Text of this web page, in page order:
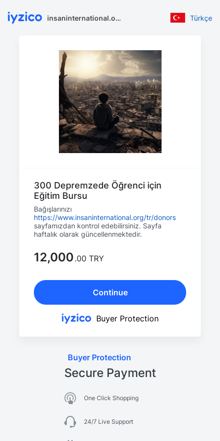
insaninternational.org Türkçe
300 Depremzede Öğrenci için
Eğitim Bursu
Bağışlarınızı
https://www.insaninternational.org/tr/donors
sayfamızdan kontrol edebilirsiniz. Sayfa
haftalık olarak güncellenmektedir.
12,000 .00 TRY
Continue
Buyer Protection
Buyer Protection
Secure Payment
One Click Shopping
24/7 Live Support